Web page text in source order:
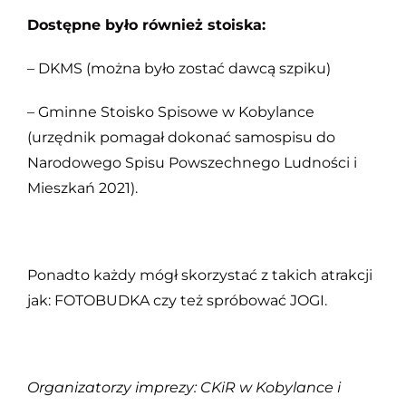
Dostępne było również stoiska:
– DKMS (można było zostać dawcą szpiku)
– Gminne Stoisko Spisowe w Kobylance
(urzędnik pomagał dokonać samospisu do
Narodowego Spisu Powszechnego Ludności i
Mieszkań 2021).
Ponadto każdy mógł skorzystać z takich atrakcji
jak: FOTOBUDKA czy też spróbować JOGI.
Organizatorzy imprezy: CKiR w Kobylance i